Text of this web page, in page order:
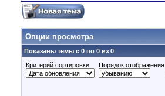
Опции просмотра
Показаны темы с 0 по 0 из 0
Критерий сортировки
Порядок отображения